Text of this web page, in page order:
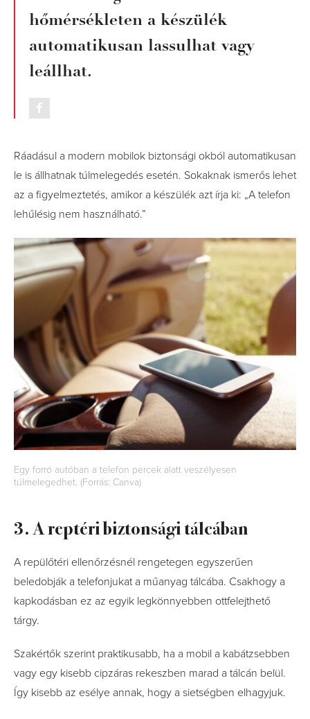
hőmérsékleten a készülék
automatikusan lassulhat vagy
leállhat.
Ráadásul a modern mobilok biztonsági okból automatikusan
le is állhatnak túlmelegedés esetén. Sokaknak ismerős lehet
az a figyelmeztetés, amikor a készülék azt írja ki: „A telefon
lehűlésig nem használható.”
Egy forró autóban a telefon percek alatt veszélyesen
túlmelegedhet. (Forrás: Canva)
3. A reptéri biztonsági tálcában
A repülőtéri ellenőrzésnél rengetegen egyszerűen
beledobják a telefonjukat a műanyag tálcába. Csakhogy a
kapkodásban ez az egyik legkönnyebben ottfelejthető
tárgy.
Szakértők szerint praktikusabb, ha a mobil a kabátzsebben
vagy egy kisebb cipzáras rekeszben marad a tálcán belül.
Így kisebb az esélye annak, hogy a sietségben elhagyjuk.